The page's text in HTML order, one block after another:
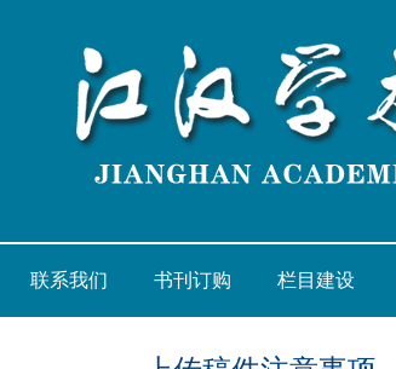
联系我们 书刊订购 栏目建设